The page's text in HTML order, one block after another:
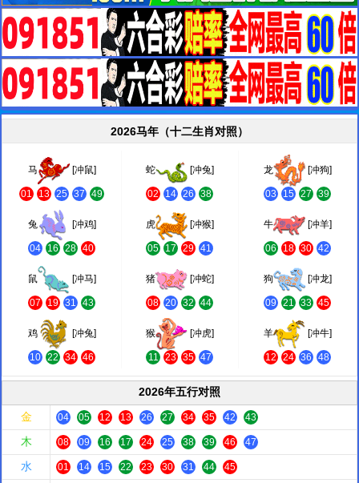
2026马年（十二生肖对照）
马 [冲鼠]
01 13 25 37 49
蛇 [冲兔]
02 14 26 38
龙 [冲狗]
03 15 27 39
兔 [冲鸡]
04 16 28 40
虎 [冲猴]
05 17 29 41
牛 [冲羊]
06 18 30 42
鼠 [冲马]
07 19 31 43
猪 [冲蛇]
08 20 32 44
狗 [冲龙]
09 21 33 45
鸡 [冲兔]
10 22 34 46
猴 [冲虎]
11 23 35 47
羊 [冲牛]
12 24 36 48
2026年五行对照
金
04 05 12 13 26 27 34 35 42 43
木 08 09 16 17 24 25 38 39 46 47
水 01 14 15 22 23 30 31 44 45